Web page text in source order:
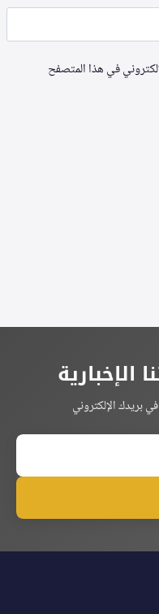
في هذا المتصفح
بريدك الإلكتروني